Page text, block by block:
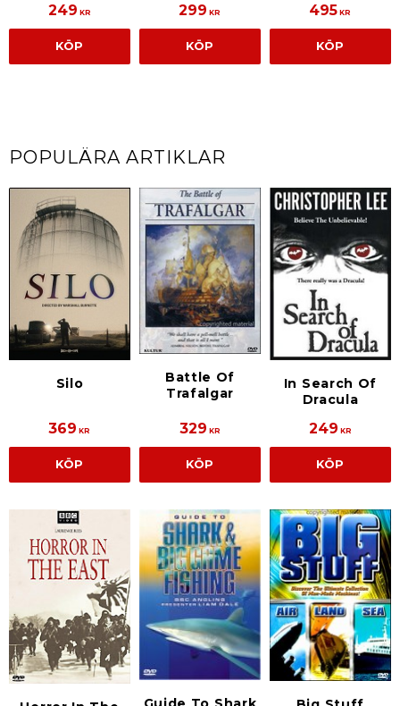
249 KR
KÖP
299 KR
KÖP
495 KR
KÖP
POPULÄRA ARTIKLAR
Silo
369 KR
KÖP
Battle Of
Trafalgar
329 KR
KÖP
In Search Of
Dracula
249 KR
KÖP